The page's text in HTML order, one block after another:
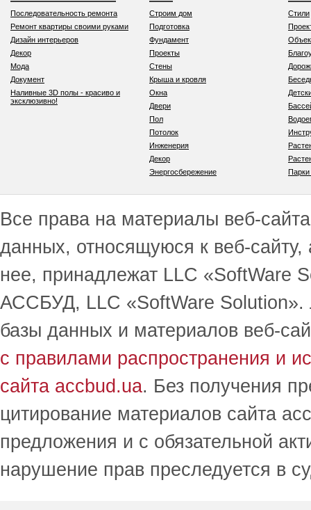
Последовательность ремонта
Ремонт квартиры своими руками
Дизайн интерьеров
Декор
Мода
Документ
Наливные 3D полы - красиво и
эксклюзивно!
Строим дом
Подготовка
Фундамент
Проекты
Стены
Крыша и кровля
Окна
Двери
Пол
Потолок
Инженерия
Декор
Энергосбережение
Стили
Все права на материалы веб-
данных, относящуюся к веб-
нее, принадлежат LLC
АССБУД, LLC «SoftWare Solution».
базы данных и материалов веб-
с правилами распространения и
сайта accbud.ua. Без получения
цитирование материалов сайта
предложения и с обязательной
нарушение прав преследуется в